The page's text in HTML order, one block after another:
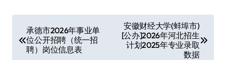
章
承德市2026年事业单
位公开招聘（统一招
聘）岗位信息表
安徽财经大学(蚌埠市)
[公办]2026年河北招生
计划2025年专业录取
数据